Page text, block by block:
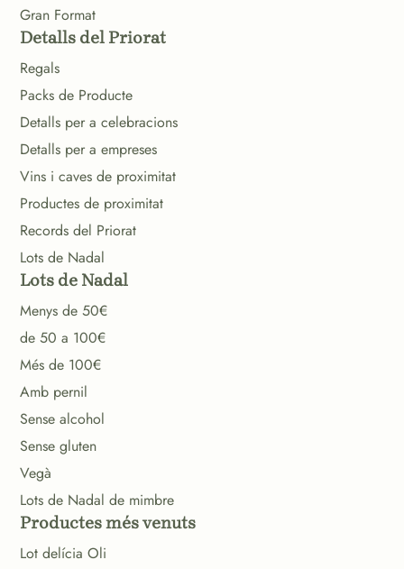
Gran Format
Detalls del Priorat
Regals
Packs de Producte
Detalls per a celebracions
Detalls per a empreses
Vins i caves de proximitat
Productes de proximitat
Records del Priorat
Lots de Nadal
Lots de Nadal
Menys de 50€
de 50 a 100€
Més de 100€
Amb pernil
Sense alcohol
Sense gluten
Vegà
Lots de Nadal de mimbre
Productes més venuts
Lot delícia Oli